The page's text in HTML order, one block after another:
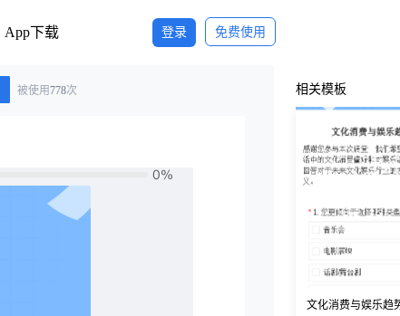
App下载 登录 免费使用
被使用778次 相关模板
文化消费与娱乐趋